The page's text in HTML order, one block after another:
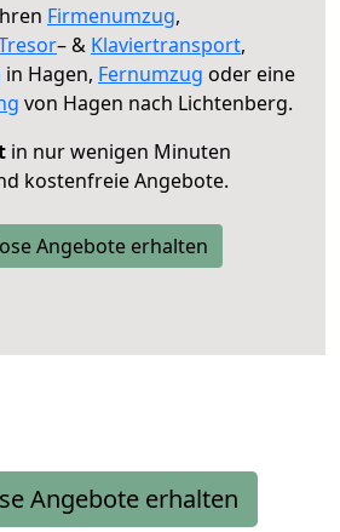
Firmenumzug,
– & Klaviertransport,
in Hagen, Fernumzug oder eine
von Hagen nach Lichtenberg.
in nur wenigen Minuten
kostenfreie Angebote.
Angebote erhalten
Angebote erhalten